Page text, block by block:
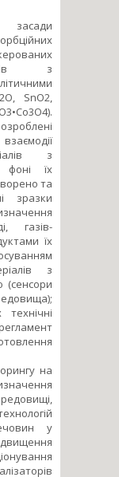
засади
з
SnO2,
з
фоні їх
та
зразки
газів-
їх
з
(сенсори
на
у